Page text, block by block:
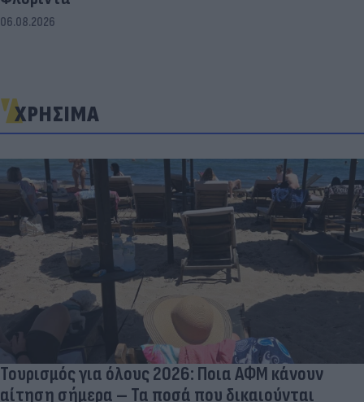
06.08.2026
ΧΡΗΣΙΜΑ
Τουρισμός για όλους 2026: Ποια ΑΦΜ κάνουν
αίτηση σήμερα – Τα ποσά που δικαιούνται